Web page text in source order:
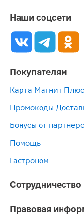
Наши соцсети
Покупателям
Карта Магнит Плюс
Промокоды
Бонусы от
Помощь
Гастроном
Сотрудничество
Правовая